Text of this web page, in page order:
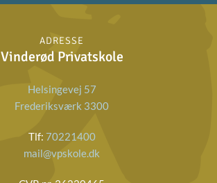
ADRESSE
Vinderød Privatskole
Helsingevej 57
Frederiksværk 3300
Tlf: 70221400
mail@vpskole.dk